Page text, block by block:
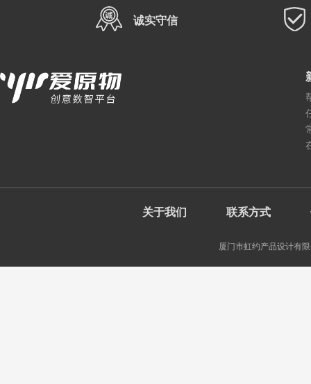
诚实守信
关于我们 联系方式
厦门市虹约产品设计有